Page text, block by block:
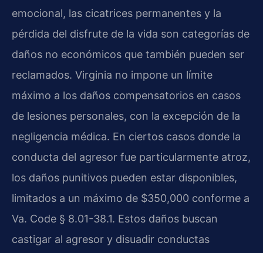
emocional, las cicatrices permanentes y la
pérdida del disfrute de la vida son categorías de
daños no económicos que también pueden ser
reclamados. Virginia no impone un límite
máximo a los daños compensatorios en casos
de lesiones personales, con la excepción de la
negligencia médica. En ciertos casos donde la
conducta del agresor fue particularmente atroz,
los daños punitivos pueden estar disponibles,
limitados a un máximo de $350,000 conforme a
Va. Code § 8.01-38.1. Estos daños buscan
castigar al agresor y disuadir conductas